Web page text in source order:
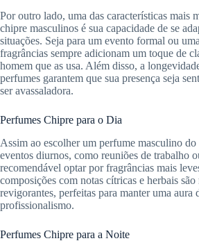
Por outro lado, uma das características mais
chipre masculinos é sua capacidade de se
situações. Seja para um evento formal ou
fragrâncias sempre adicionam um toque de
homem que as usa. Além disso, a
perfumes garantem que sua presença seja
ser avassaladora.
Perfumes Chipre para o Dia
Assim ao escolher um perfume masculino
eventos diurnos, como reuniões de trabalho
recomendável optar por fragrâncias mais
composições com notas cítricas e herbais são
revigorantes, perfeitas para manter uma aura
profissionalismo.
Perfumes Chipre para a Noite